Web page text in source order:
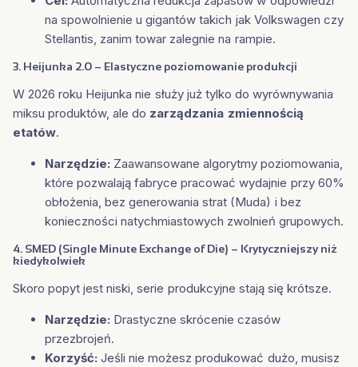
na spowolnienie u gigantów takich jak Volkswagen czy
Stellantis, zanim towar zalegnie na rampie.
3. Heijunka 2.0 – Elastyczne poziomowanie produkcji
W 2026 roku Heijunka nie służy już tylko do wyrównywania
miksu produktów, ale do zarządzania zmiennością
etatów.
Narzędzie: Zaawansowane algorytmy poziomowania,
które pozwalają fabryce pracować wydajnie przy 60%
obłożenia, bez generowania strat (Muda) i bez
konieczności natychmiastowych zwolnień grupowych.
4. SMED (Single Minute Exchange of Die) – Krytyczniejszy niż
kiedykolwiek
Skoro popyt jest niski, serie produkcyjne stają się krótsze.
Narzędzie: Drastyczne skrócenie czasów
przezbrojeń.
Korzyść: Jeśli nie możesz produkować dużo, musisz